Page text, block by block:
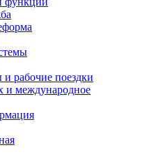
рабочие поездки
и международное